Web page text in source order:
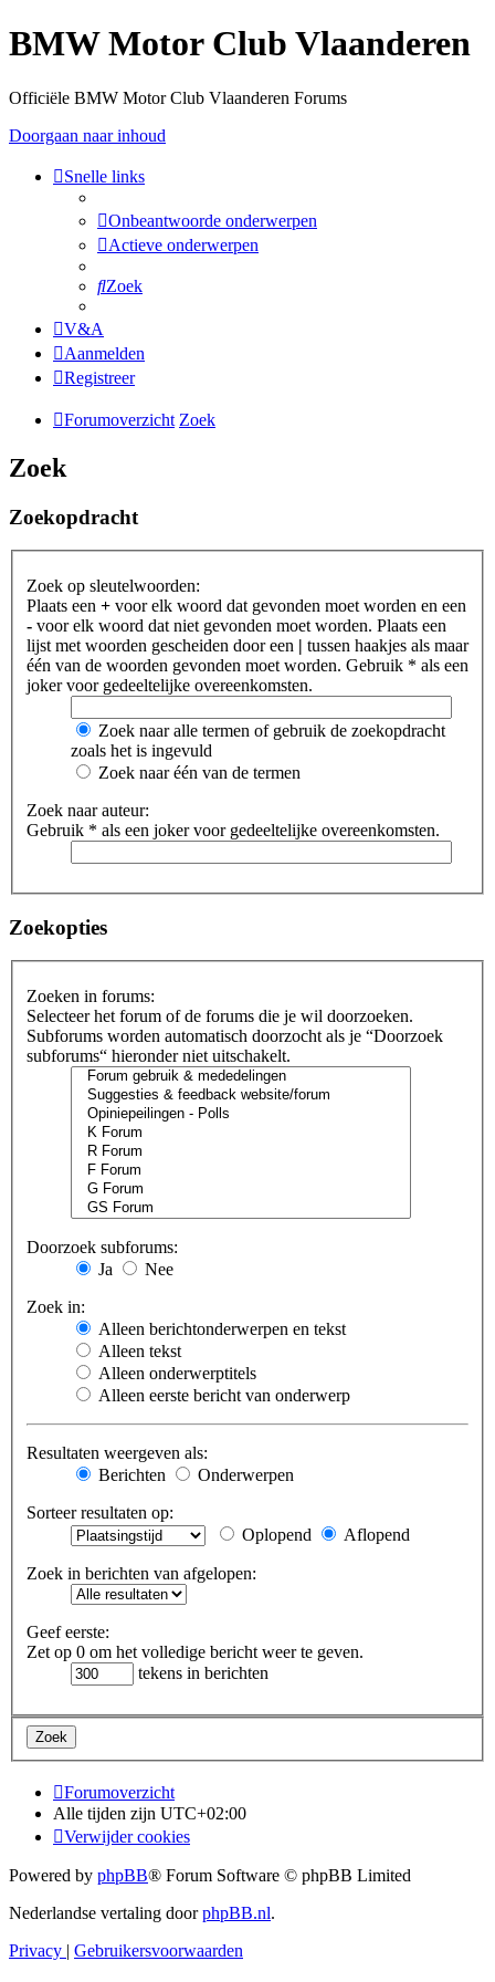
BMW Motor Club Vlaanderen
Officiële BMW Motor Club Vlaanderen Forums
Doorgaan naar inhoud
Snelle links
Onbeantwoorde onderwerpen
Actieve onderwerpen
Zoek
V&A
Aanmelden
Registreer
Forumoverzicht Zoek
Zoek
Zoekopdracht
Zoek op sleutelwoorden:
Plaats een + voor elk woord dat gevonden moet worden en een
- voor elk woord dat niet gevonden moet worden. Plaats een
lijst met woorden gescheiden door een | tussen haakjes als maar
één van de woorden gevonden moet worden. Gebruik * als een
joker voor gedeeltelijke overeenkomsten.
Zoek naar alle termen of gebruik de zoekopdracht
zoals het is ingevuld
Zoek naar één van de termen
Zoek naar auteur:
Gebruik * als een joker voor gedeeltelijke overeenkomsten.
Zoekopties
Zoeken in forums:
Selecteer het forum of de forums die je wil doorzoeken.
Subforums worden automatisch doorzocht als je “Doorzoek
subforums“ hieronder niet uitschakelt.
Doorzoek subforums:
Ja
Nee
Zoek in:
Alleen berichtonderwerpen en tekst
Alleen tekst
Alleen onderwerptitels
Alleen eerste bericht van onderwerp
Resultaten weergeven als:
Berichten
Onderwerpen
Sorteer resultaten op:
Oplopend
Aflopend
Zoek in berichten van afgelopen:
Geef eerste:
Zet op 0 om het volledige bericht weer te geven.
tekens in berichten
Forumoverzicht
Alle tijden zijn UTC+02:00
Verwijder cookies
Powered by phpBB® Forum Software © phpBB Limited
Nederlandse vertaling doorphpBB.nl.
Privacy | Gebruikersvoorwaarden